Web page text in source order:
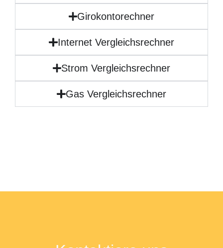
Girokontorechner
Internet Vergleichsrechner
Strom Vergleichsrechner
Gas Vergleichsrechner